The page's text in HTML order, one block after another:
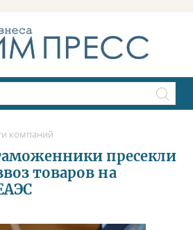
компаний
пресекли
товаров на